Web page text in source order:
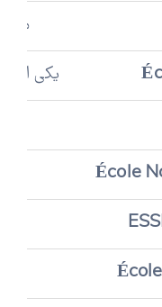
یکی از
École